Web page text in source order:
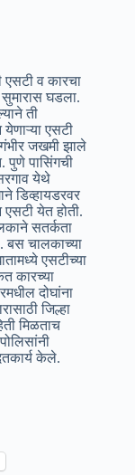
एसटी व कारचा
घडला.
ती
एसटी
जखमी झाले
पुणे पासिंगची
येथे
डिव्हायडरवर
येत होती.
सतर्कता
बस चालकाच्या
एसटीच्या
कारच्या
दोघांना
जिल्हा
मिळताच
केले.